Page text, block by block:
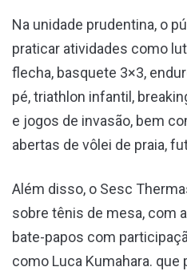
Na unidade prudentina, o
praticar atividades como
flecha, basquete 3×3,
pé, triathlon infantil,
e jogos de invasão, bem
abertas de vôlei de praia,
Além disso, o Sesc
sobre tênis de mesa, com
bate-papos com
como Luca Kumahara.